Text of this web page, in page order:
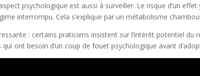
psychologique est aussi à surveiller. Le risque d’un
interrompu. Cela s’explique par un métabolisme
: certains praticiens insistent sur l’intérêt potentiel
ont besoin d’un coup de fouet psychologique avant